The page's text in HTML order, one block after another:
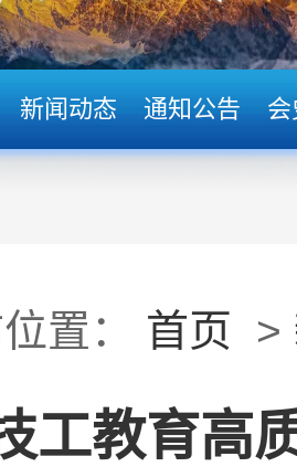
新闻动态 通知公告 会
置： 首页 >
工教育高